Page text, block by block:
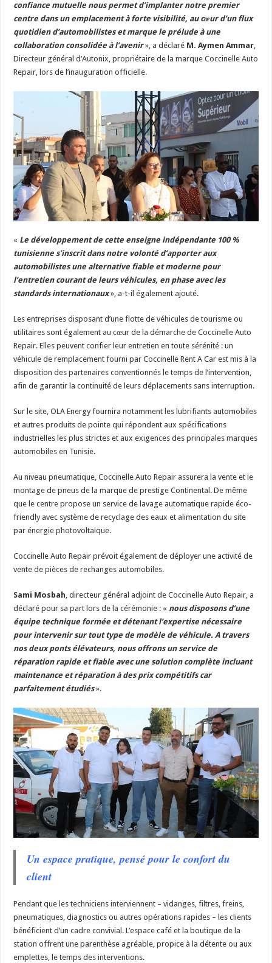
confiance mutuelle nous permet d’implanter notre premier
centre dans un emplacement à forte visibilité, au cœur d’un flux
quotidien d’automobilistes et marque le prélude à une
collaboration consolidée à l’avenir», a déclaré M. Aymen Ammar,
Directeur général d’Autonix, propriétaire de la marque Coccinelle Auto
Repair, lors de l’inauguration officielle.
« Le développement de cette enseigne indépendante 100 %
tunisienne s’inscrit dans notre volonté d’apporter aux
automobilistes une alternative fiable et moderne pour
l’entretien courant de leurs véhicules, en phase avec les
standards internationaux», a-t-il également ajouté.
Les entreprises disposant d’une flotte de véhicules de tourisme ou
utilitaires sont également au cœur de la démarche de Coccinelle Auto
Repair. Elles peuvent confier leur entretien en toute sérénité : un
véhicule de remplacement fourni par Coccinelle Rent A Car est mis à la
disposition des partenaires conventionnés le temps de l’intervention,
afin de garantir la continuité de leurs déplacements sans interruption.
Sur le site, OLA Energy fournira notamment les lubrifiants automobiles
et autres produits de pointe qui répondent aux spécifications
industrielles les plus strictes et aux exigences des principales marques
automobiles en Tunisie.
Au niveau pneumatique, Coccinelle Auto Repair assurera la vente et le
montage de pneus de la marque de prestige Continental. De même
que le centre propose un service de lavage automatique rapide éco-
friendly avec système de recyclage des eaux et alimentation du site
par énergie photovoltaïque.
Coccinelle Auto Repair prévoit également de déployer une activité de
vente de pièces de rechanges automobiles.
Sami Mosbah, directeur général adjoint de Coccinelle Auto Repair, a
déclaré pour sa part lors de la cérémonie : « nous disposons d’une
équipe technique formée et détenant l’expertise nécessaire
pour intervenir sur tout type de modèle de véhicule. A travers
nos deux ponts élévateurs, nous offrons un service de
réparation rapide et fiable avec une solution complète incluant
maintenance et réparation à des prix compétitifs car
parfaitement étudiés ».
Un espace pratique, pensé pour le confort du
client
Pendant que les techniciens interviennent – vidanges, filtres, freins,
pneumatiques, diagnostics ou autres opérations rapides – les clients
bénéficient d’un cadre convivial. L’espace café et la boutique de la
station offrent une parenthèse agréable, propice à la détente ou aux
emplettes, le temps des interventions.